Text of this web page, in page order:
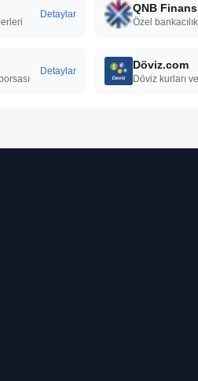
Detaylar QNB
Özel
Detaylar Döviz.com
Döviz kurları